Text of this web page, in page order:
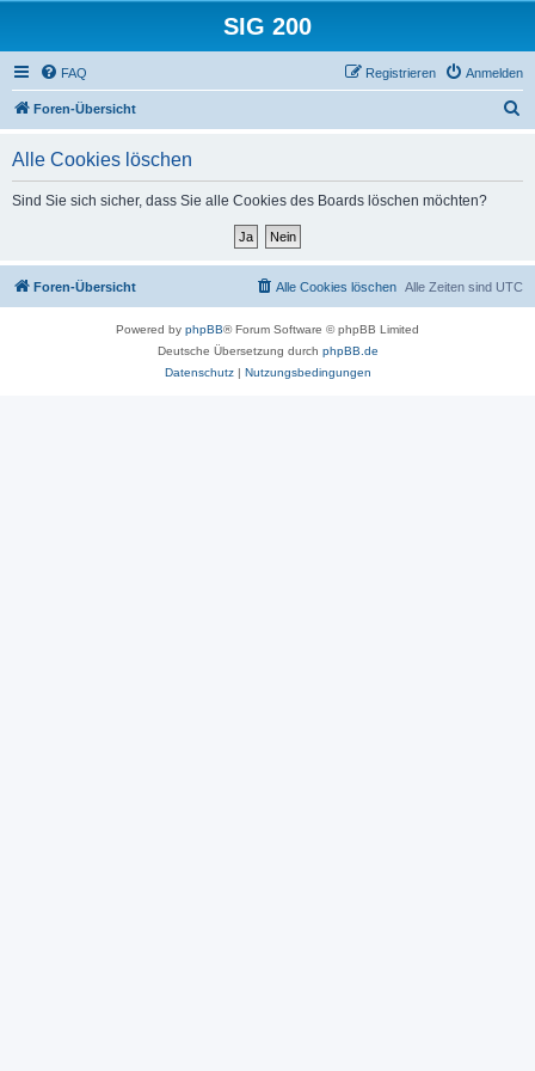
SIG 200
FAQ Anmelden
Registrieren
Foren-Übersicht
Alle Cookies löschen
Sind Sie sich sicher, dass Sie alle Cookies des Boards löschen möchten?
Foren-Übersicht Alle Zeiten sind UTC
Alle Cookies löschen
Powered by phpBB® Forum Software © phpBB Limited
Deutsche Übersetzung durch phpBB.de
Datenschutz| Nutzungsbedingungen